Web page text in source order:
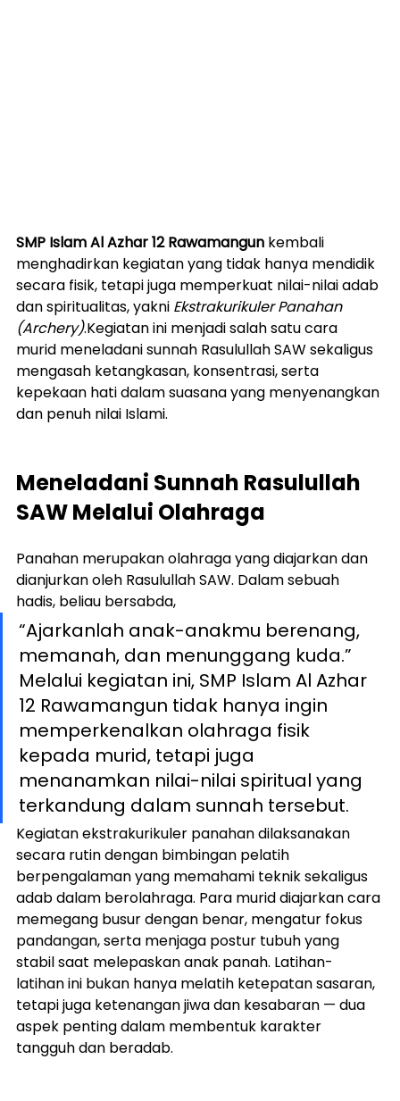
SMP Islam Al Azhar 12 Rawamangun kembali
menghadirkan kegiatan yang tidak hanya mendidik
secara fisik, tetapi juga memperkuat nilai-nilai adab
dan spiritualitas, yakni Ekstrakurikuler Panahan
(Archery).Kegiatan ini menjadi salah satu cara
murid meneladani sunnah Rasulullah SAW sekaligus
mengasah ketangkasan, konsentrasi, serta
kepekaan hati dalam suasana yang menyenangkan
dan penuh nilai Islami.
Meneladani Sunnah Rasulullah
SAW Melalui Olahraga
Panahan merupakan olahraga yang diajarkan dan
dianjurkan oleh Rasulullah SAW. Dalam sebuah
hadis, beliau bersabda,
“Ajarkanlah anak-anakmu berenang,
memanah, dan menunggang kuda.”
Melalui kegiatan ini, SMP Islam Al Azhar
12 Rawamangun tidak hanya ingin
memperkenalkan olahraga fisik
kepada murid, tetapi juga
menanamkan nilai-nilai spiritual yang
terkandung dalam sunnah tersebut.
Kegiatan ekstrakurikuler panahan dilaksanakan
secara rutin dengan bimbingan pelatih
berpengalaman yang memahami teknik sekaligus
adab dalam berolahraga. Para murid diajarkan cara
memegang busur dengan benar, mengatur fokus
pandangan, serta menjaga postur tubuh yang
stabil saat melepaskan anak panah. Latihan-
latihan ini bukan hanya melatih ketepatan sasaran,
tetapi juga ketenangan jiwa dan kesabaran — dua
aspek penting dalam membentuk karakter
tangguh dan beradab.